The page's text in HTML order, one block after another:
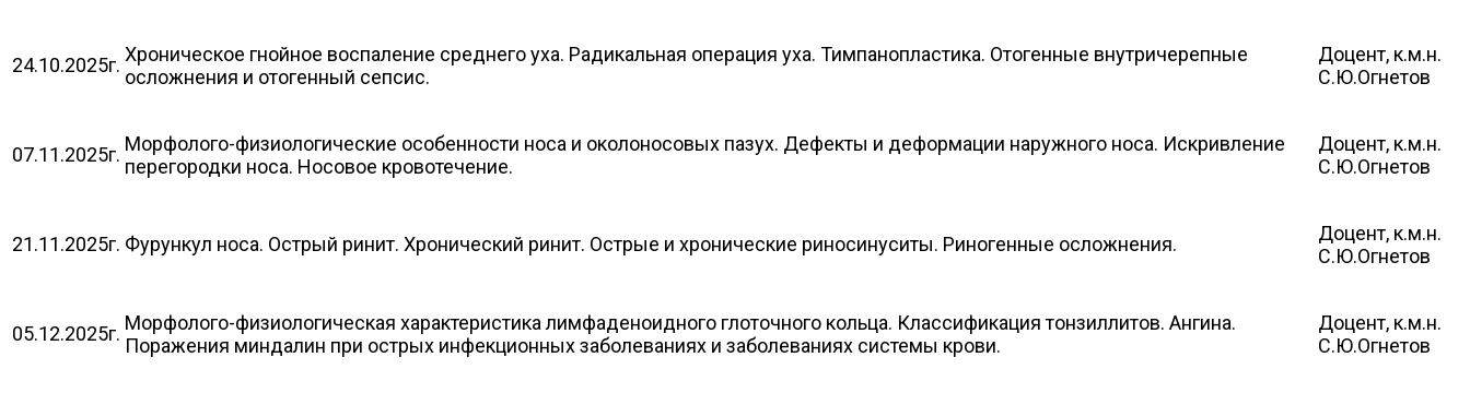
24.10.2025г. Хроническое гнойное воспаление среднего уха. Радикальная операция уха. Тимпанопластика. Отогенные внутричерепные
осложнения и отогенный сепсис.
Доцент, к.м.н.
С.Ю.Огнетов
07.11.2025г. Морфолого-физиологические особенности носа и околоносовых пазух. Дефекты и деформации наружного носа. Искривление
перегородки носа. Носовое кровотечение.
Доцент, к.м.н.
С.Ю.Огнетов
21.11.2025г. Фурункул носа. Острый ринит. Хронический ринит. Острые и хронические риносинуситы. Риногенные осложнения.
Доцент, к.м.н.
С.Ю.Огнетов
05.12.2025г. Морфолого-физиологическая характеристика лимфаденоидного глоточного кольца. Классификация тонзиллитов. Ангина.
Поражения миндалин при острых инфекционных заболеваниях и заболеваниях системы крови.
Доцент, к.м.н.
С.Ю.Огнетов